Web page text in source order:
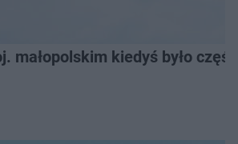
małopolskim kiedyś było